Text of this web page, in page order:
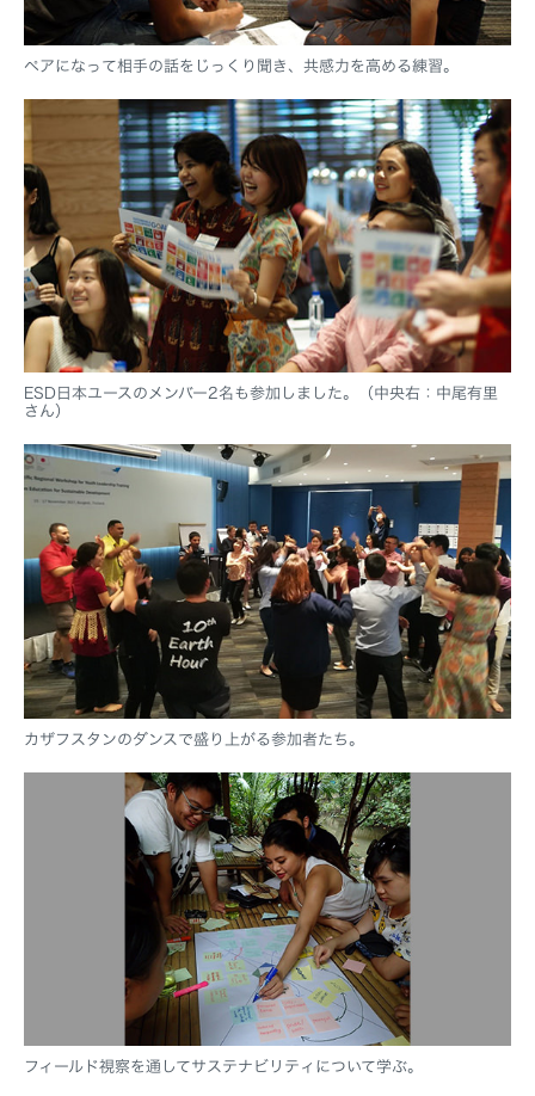
ペアになって相手の話をじっくり聞き、共感力を高める練習。
ESD日本ユースのメンバー2名も参加しました。（中央右：中尾有里
さん）
カザフスタンのダンスで盛り上がる参加者たち。
フィールド視察を通してサステナビリティについて学ぶ。